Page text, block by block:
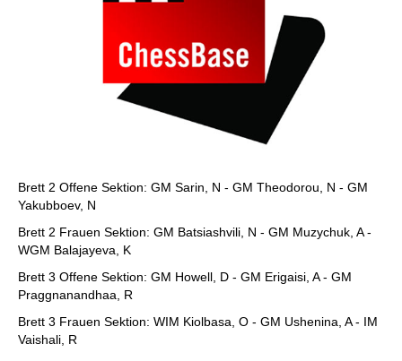
Brett 2 Offene Sektion: GM Sarin, N - GM Theodorou, N - GM
Yakubboev, N
Brett 2 Frauen Sektion: GM Batsiashvili, N - GM Muzychuk, A -
WGM Balajayeva, K
Brett 3 Offene Sektion: GM Howell, D - GM Erigaisi, A - GM
Praggnanandhaa, R
Brett 3 Frauen Sektion: WIM Kiolbasa, O - GM Ushenina, A - IM
Vaishali, R